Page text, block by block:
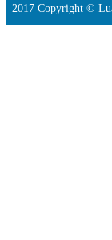
2017 Copyright ©